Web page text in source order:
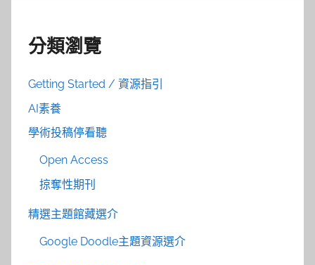
分類瀏覽
Getting Started / 資源指引
AI素養
學術投稿停看聽
Open Access
掠奪性期刊
精選主題館藏選介
Google Doodle主題資源選介